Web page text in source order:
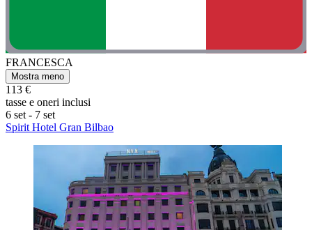
FRANCESCA
Mostra meno
113 €
tasse e oneri inclusi
6 set - 7 set
Spirit Hotel Gran Bilbao